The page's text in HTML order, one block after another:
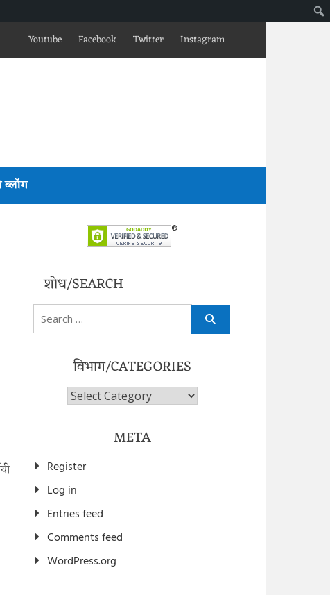
Youtube Facebook Twitter Instagram
ब्लॉग
शोध/SEARCH
Search
for:
विभाग/CATEGORIES
विभाग/Categories
META
Register
Log in
Entries feed
Comments feed
WordPress.org